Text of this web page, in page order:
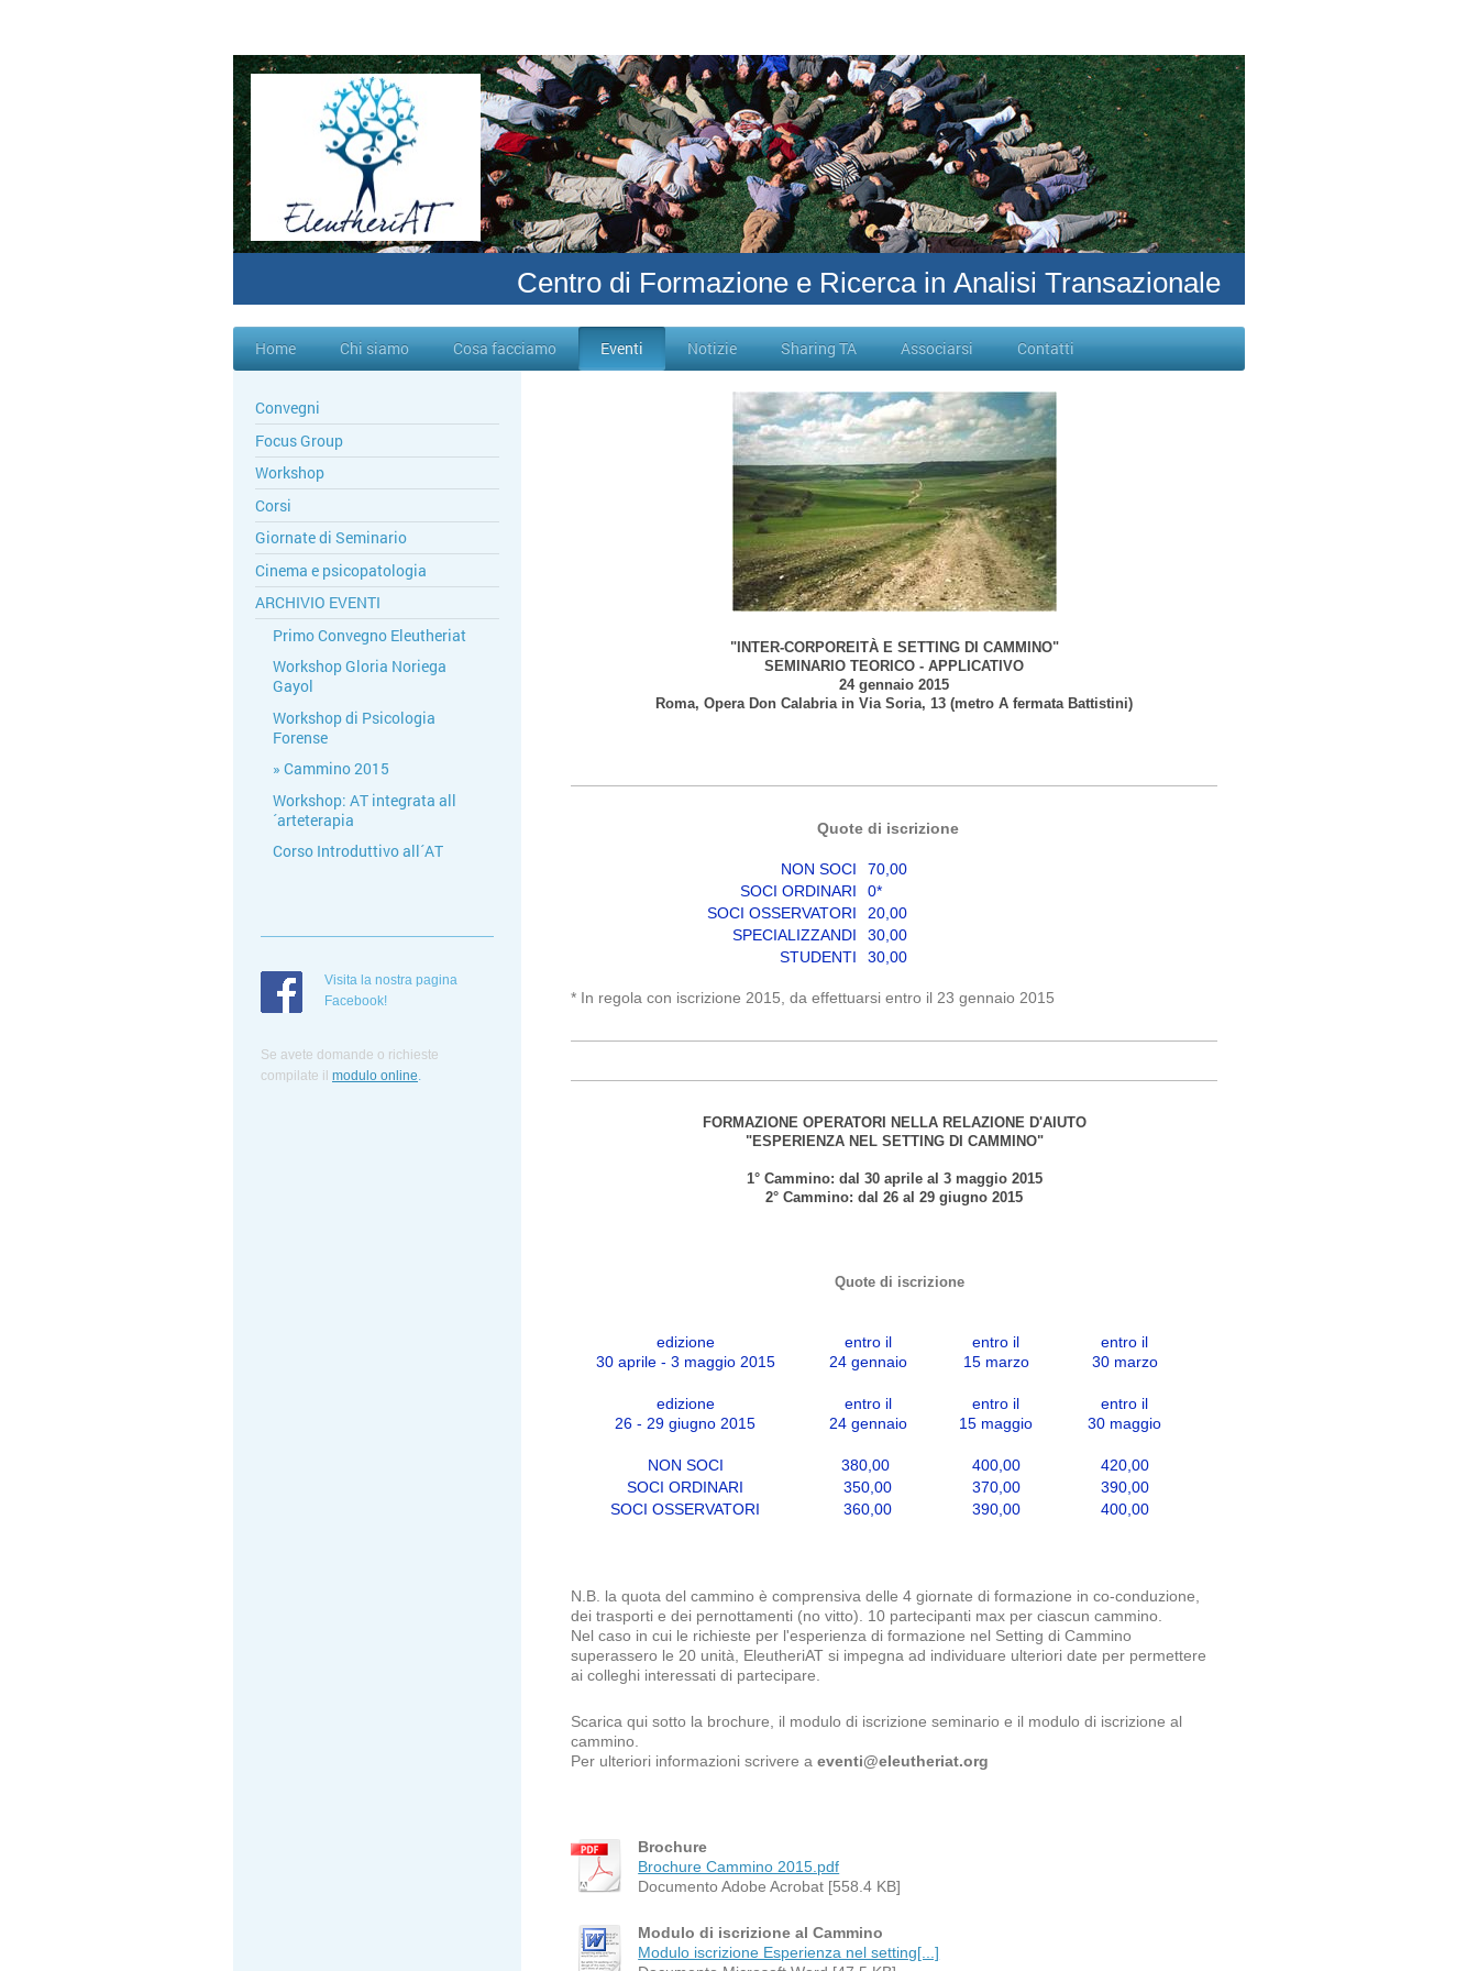
Centro di Formazione e Ricerca in Analisi Transazionale
Home Chi siamo Cosa facciamo Eventi Notizie Sharing TA Associarsi Contatti
"INTER-CORPOREITÀ E SETTING DI CAMMINO"
SEMINARIO TEORICO - APPLICATIVO
24 gennaio 2015
Roma, Opera Don Calabria in Via Soria, 13 (metro A fermata Battistini)
Quote di iscrizione
NON SOCI
70,00
SOCI ORDINARI
0*
SOCI OSSERVATORI
20,00
SPECIALIZZANDI
30,00
STUDENTI
30,00
* In regola con iscrizione 2015, da effettuarsi entro il 23 gennaio 2015
FORMAZIONE OPERATORI NELLA RELAZIONE D'AIUTO
"ESPERIENZA NEL SETTING DI CAMMINO"
1° Cammino: dal 30 aprile al 3 maggio 2015
2° Cammino: dal 26 al 29 giugno 2015
Quote di iscrizione
edizione
30 aprile - 3 maggio 2015
entro il
24 gennaio
entro il
15 marzo
entro il
30 marzo
edizione
26 - 29 giugno 2015
entro il
24 gennaio
entro il
15 maggio
entro il
30 maggio
NON SOCI 380,00 400,00
420,00
SOCI ORDINARI
350,00 370,00
390,00
SOCI OSSERVATORI
360,00 390,00 400,00
N.B. la quota del cammino è comprensiva delle 4 giornate di formazione in co-conduzione,
dei trasporti e dei pernottamenti (no vitto). 10 partecipanti max per ciascun cammino.
Nel caso in cui le richieste per l'esperienza di formazione nel Setting di Cammino
superassero le 20 unità, EleutheriAT si impegna ad individuare ulteriori date per permettere
ai colleghi interessati di partecipare.
Scarica qui sotto la brochure, il modulo di iscrizione seminario e il modulo di iscrizione al
cammino.
Per ulteriori informazioni scrivere aeventi@eleutheriat.org
Brochure
Brochure Cammino 2015.pdf
Documento Adobe Acrobat [558.4 KB]
Modulo di iscrizione al Cammino
Modulo iscrizione Esperienza nel setting[...]
Convegni
Focus Group
Workshop
Corsi
Giornate di Seminario
Cinema e psicopatologia
ARCHIVIO EVENTI
Primo Convegno Eleutheriat
Workshop Gloria Noriega
Gayol
Workshop di Psicologia
Forense
Cammino 2015
Workshop: AT integrata all
´arteterapia
Corso Introduttivo all´AT
Visita la nostra pagina
Facebook!
Se avete domande o richieste
compilate il modulo online.